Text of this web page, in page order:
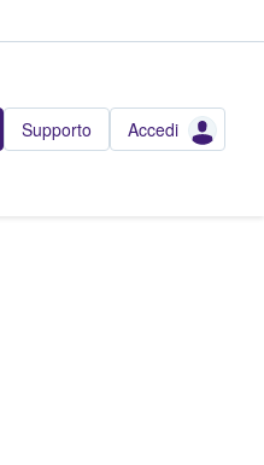
Supporto Accedi